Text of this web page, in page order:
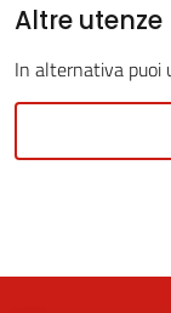
line
Tutti
argomenti
Altre utenze
In alternativa puoi